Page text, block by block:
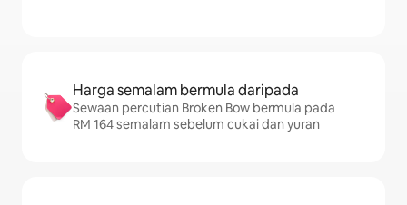
Harga semalam bermula daripada
Sewaan percutian Broken Bow bermula pada
RM 164 semalam sebelum cukai dan yuran